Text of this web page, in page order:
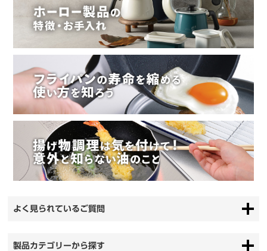
よく見られているご質問
製品カテゴリーから探す